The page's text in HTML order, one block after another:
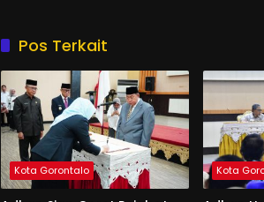
Pos Terkait
Kota Gorontalo Kota